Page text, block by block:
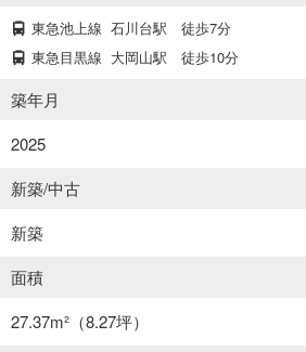
東急池上線 石川台駅
徒歩7分
東急目黒線 大岡山駅 徒歩10分
築年月
2025
新築/中古
新築
面積
27.37m² （8.27坪）